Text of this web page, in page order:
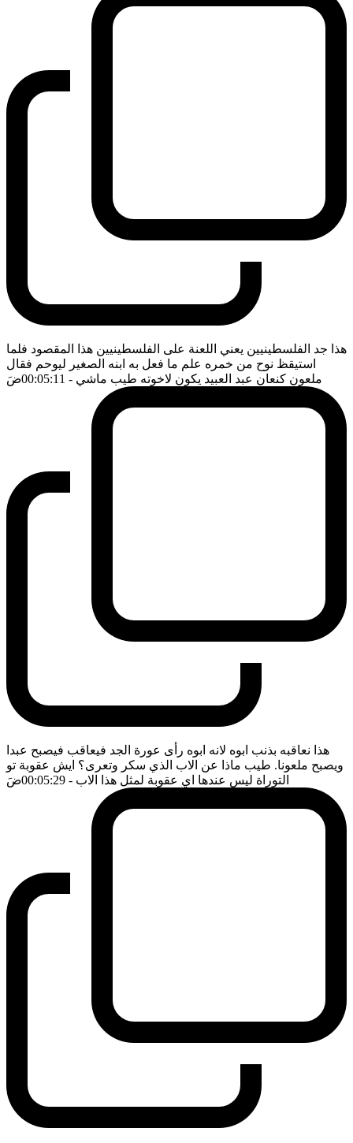
هذا جد الفلسطينيين يعني اللعنة على الفلسطينيين هذا المقصود فلما
استيقظ نوح من خمره علم ما فعل به ابنه الصغير ليوحم فقال
ملعون كنعان عبد العبيد يكون لاخوته طيب ماشي - 00:05:11 ضَ
هذا نعاقبه بذنب ابوه لانه ابوه رأى عورة الجد فيعاقب فيصبح عبدا
ويصبح ملعونا. طيب ماذا عن الاب الذي سكر وتعرى؟ ايش عقوبة تو
التوراة ليس عندها اي عقوبة لمثل هذا الاب - 00:05:29 ضَ